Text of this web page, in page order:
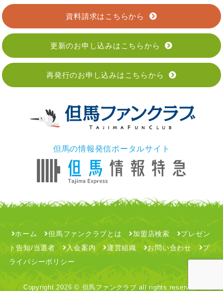
資料請求はこちらから
更新のお申し込みはこちらから
再発行のお申し込みはこちらから
但馬の情報発信ポータルサイト
ホーム 但馬ファンクラブとは 加盟店検索
プレゼン
ト告知/当選者
入会案内 運営組織 お問い合わせ
プ
ライバシーポリシー
Copyright2026 © 但馬ファンクラブ all rights reserved.